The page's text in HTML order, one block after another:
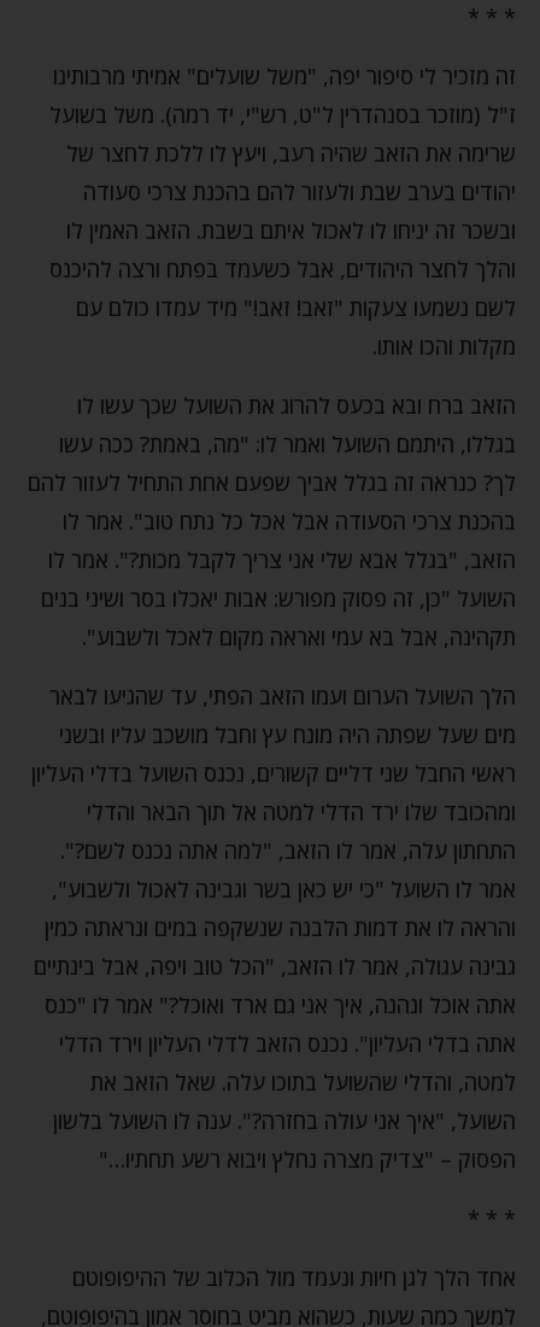
* * *
זה מזכיר לי סיפור יפה, "משל שועלים" אמיתי מרבותינו
ז"ל (מוזכר בסנהדרין ל"ט, רש"י, יד רמה). משל בשועל
שרימה את הזאב שהיה רעב, ויעץ לו ללכת לחצר של
יהודים בערב שבת ולעזור להם בהכנת צרכי סעודה
ובשכר זה יניחו לו לאכול איתם בשבת. הזאב האמין לו
והלך לחצר היהודים, אבל כשעמד בפתח ורצה להיכנס
לשם נשמעו צעקות "זאב! זאב!" מיד עמדו כולם עם
מקלות והכו אותו.
הזאב ברח ובא בכעס להרוג את השועל שכך עשו לו
בגללו, היתמם השועל ואמר לו: "מה, באמת? ככה עשו
לך? כנראה זה בגלל אביך שפעם אחת התחיל לעזור להם
בהכנת צרכי הסעודה אבל אכל כל נתח טוב". אמר לו
הזאב, "בגלל אבא שלי אני צריך לקבל מכות?". אמר לו
השועל "כן, זה פסוק מפורש: אבות יאכלו בסר ושיני בנים
תקהינה, אבל בא עמי ואראה מקום לאכל ולשבוע".
הלך השועל הערום ועמו הזאב הפתי, עד שהגיעו לבאר
מים שעל שפתה היה מונח עץ וחבל מושכב עליו ובשני
ראשי החבל שני דליים קשורים, נכנס השועל בדלי העליון
ומהכובד שלו ירד הדלי למטה אל תוך הבאר והדלי
התחתון עלה, אמר לו הזאב, "למה אתה נכנס לשם?".
אמר לו השועל "כי יש כאן בשר וגבינה לאכול ולשבוע",
והראה לו את דמות הלבנה שנשקפה במים ונראתה כמין
גבינה עגולה, אמר לו הזאב, "הכל טוב ויפה, אבל בינתיים
אתה אוכל ונהנה, איך אני גם ארד ואוכל?" אמר לו "כנס
אתה בדלי העליון". נכנס הזאב לדלי העליון וירד הדלי
למטה, והדלי שהשועל בתוכו עלה. שאל הזאב את
השועל, "איך אני עולה בחזרה?". ענה לו השועל בלשון
הפסוק – "צדיק מצרה נחלץ ויבוא רשע תחתיו…"
* * *
אחד הלך לגן חיות ונעמד מול הכלוב של ההיפופוטם
למשך כמה שעות, כשהוא מביט בחוסר אמון בהיפופוטם,